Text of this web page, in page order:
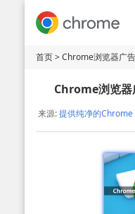
首页> Chrome浏览器广
Chrome浏览器
来源:提供纯净的Chrome